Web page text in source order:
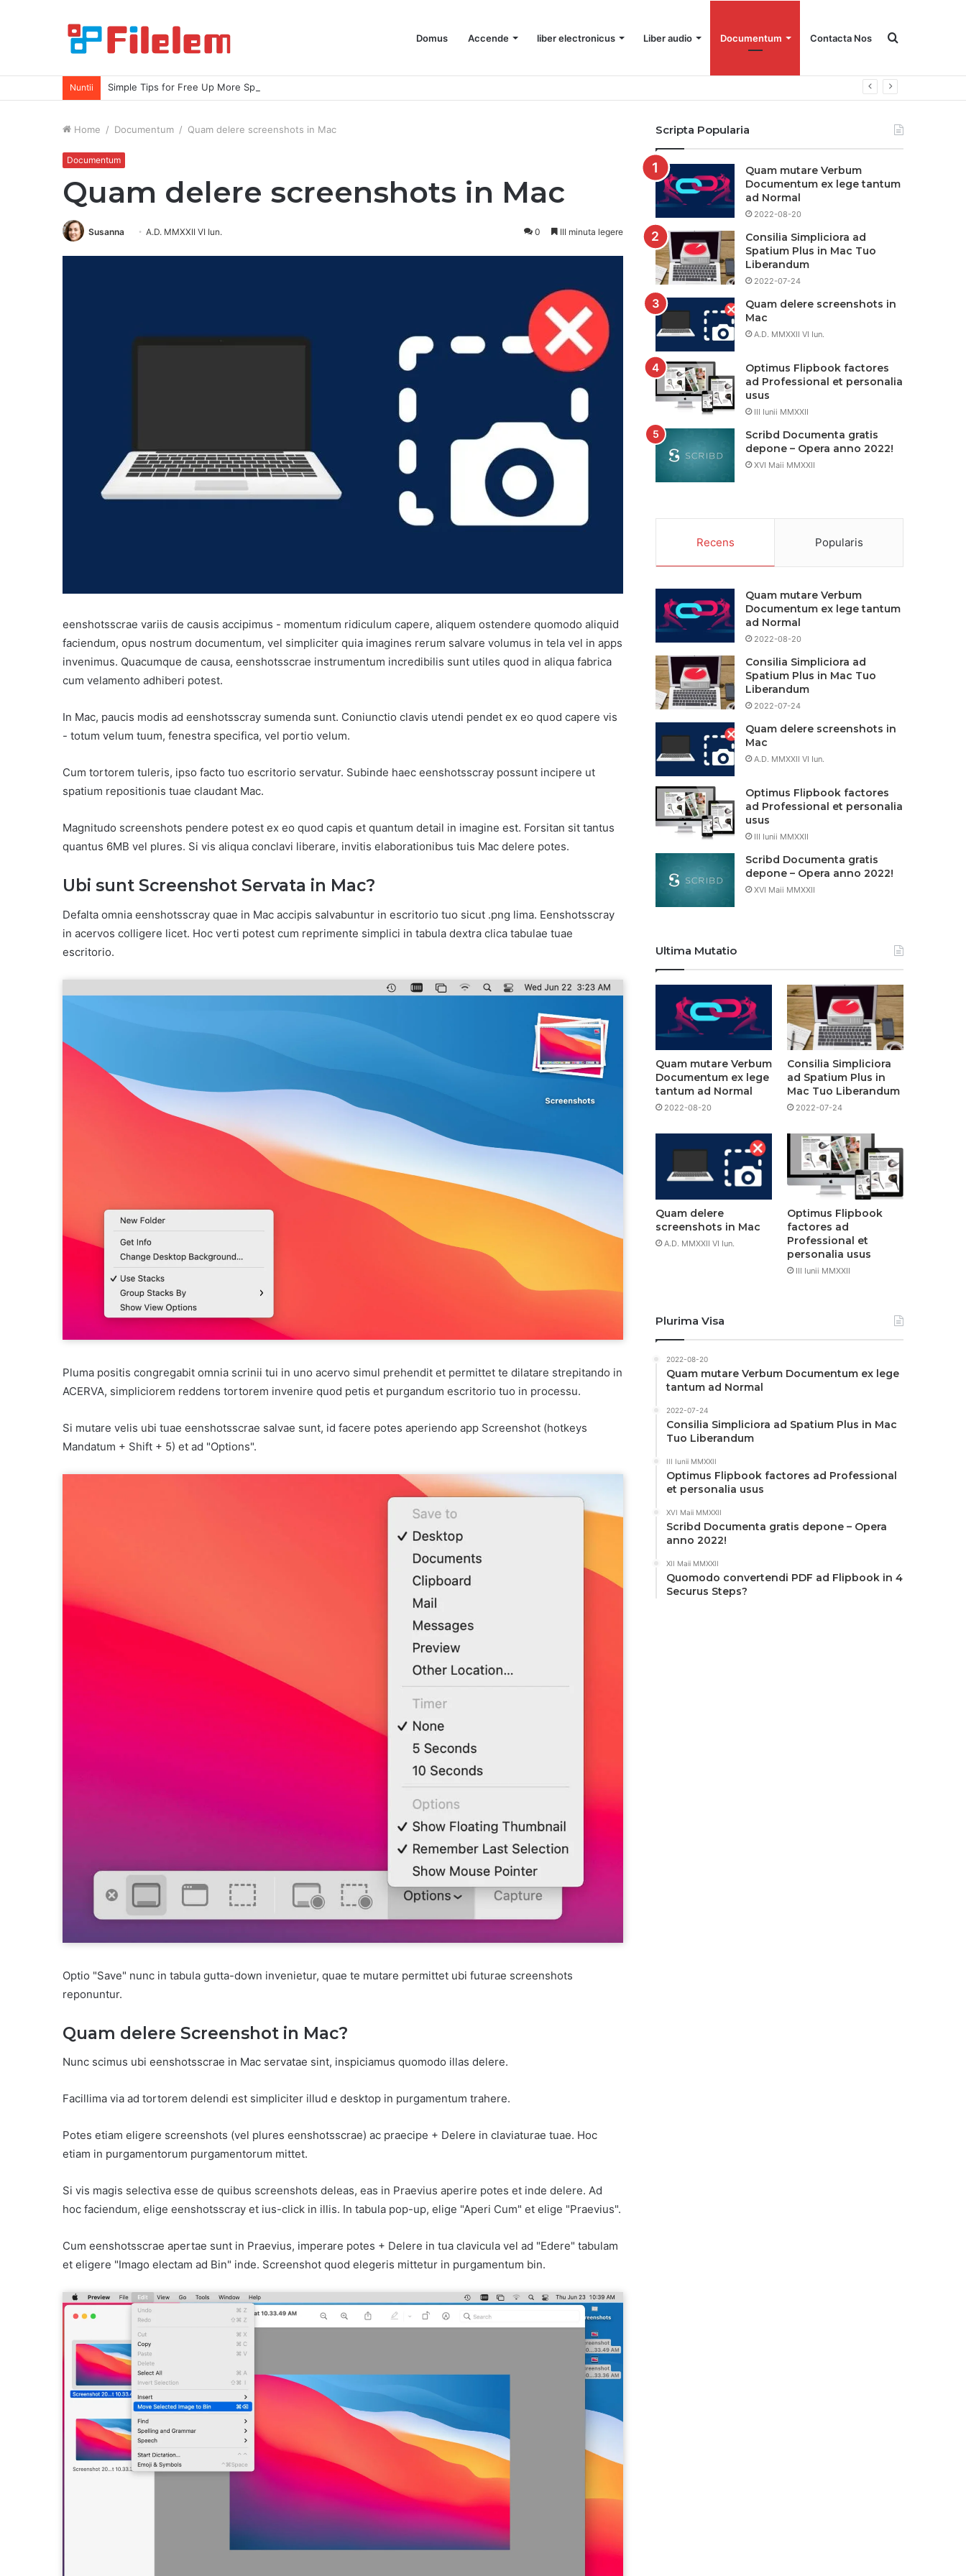
Domus Accende liber electronicus Liber audio Documentum Contacta Nos Quaere
Nuntii Simple Tips for Free Up More Space on Your Mac
Home / Documentum / Quam delere screenshots in Mac
Documentum
Quam delere screenshots in Mac
Susanna A.D. MMXXII VI Iun. 0 III minuta legere
eenshotsscrae variis de causis accipimus - momentum ridiculum capere, aliquem ostendere quomodo aliquid
faciendum, opus nostrum documentum, vel simpliciter quia imagines rerum salvare volumus in tela vel in apps
invenimus. Quacumque de causa, eenshotsscrae instrumentum incredibilis sunt utiles quod in aliqua fabrica
cum velamento adhiberi potest.
In Mac, paucis modis ad eenshotsscray sumenda sunt. Coniunctio clavis utendi pendet ex eo quod capere vis
- totum velum tuum, fenestra specifica, vel portio velum.
Cum tortorem tuleris, ipso facto tuo escritorio servatur. Subinde haec eenshotsscray possunt incipere ut
spatium repositionis tuae claudant Mac.
Magnitudo screenshots pendere potest ex eo quod capis et quantum detail in imagine est. Forsitan sit tantus
quantus 6MB vel plures. Si vis aliqua conclavi liberare, invitis elaborationibus tuis Mac delere potes.
Ubi sunt Screenshot Servata in Mac?
Defalta omnia eenshotsscray quae in Mac accipis salvabuntur in escritorio tuo sicut .png lima. Eenshotsscray
in acervos colligere licet. Hoc verti potest cum reprimente simplici in tabula dextra clica tabulae tuae
escritorio.
Pluma positis congregabit omnia scrinii tui in uno acervo simul prehendit et permittet te dilatare strepitando in
ACERVA, simpliciorem reddens tortorem invenire quod petis et purgandum escritorio tuo in processu.
Si mutare velis ubi tuae eenshotsscrae salvae sunt, id facere potes aperiendo app Screenshot (hotkeys
Mandatum + Shift + 5) et ad "Options".
Optio "Save" nunc in tabula gutta-down invenietur, quae te mutare permittet ubi futurae screenshots
reponuntur.
Quam delere Screenshot in Mac?
Nunc scimus ubi eenshotsscrae in Mac servatae sint, inspiciamus quomodo illas delere.
Facillima via ad tortorem delendi est simpliciter illud e desktop in purgamentum trahere.
Potes etiam eligere screenshots (vel plures eenshotsscrae) ac praecipe + Delere in claviaturae tuae. Hoc
etiam in purgamentorum purgamentorum mittet.
Si vis magis selectiva esse de quibus screenshots deleas, eas in Praevius aperire potes et inde delere. Ad
hoc faciendum, elige eenshotsscray et ius-click in illis. In tabula pop-up, elige "Aperi Cum" et elige "Praevius".
Cum eenshotsscrae apertae sunt in Praevius, imperare potes + Delere in tua clavicula vel ad "Edere" tabulam
et eligere "Imago electam ad Bin" inde. Screenshot quod elegeris mittetur in purgamentum bin.
Scripta Popularia
Quam mutare Verbum
Documentum ex lege tantum
ad Normal
2022-08-20
Consilia Simpliciora ad
Spatium Plus in Mac Tuo
Liberandum
2022-07-24
Quam delere screenshots in
Mac
A.D. MMXXII VI Iun.
Optimus Flipbook factores
ad Professional et personalia
usus
III Iunii MMXXII
Scribd Documenta gratis
depone – Opera anno 2022!
XVI Maii MMXXII
Recens Popularis
Quam mutare Verbum
Documentum ex lege tantum
ad Normal
2022-08-20
Consilia Simpliciora ad
Spatium Plus in Mac Tuo
Liberandum
2022-07-24
Quam delere screenshots in
Mac
A.D. MMXXII VI Iun.
Optimus Flipbook factores
ad Professional et personalia
usus
III Iunii MMXXII
Scribd Documenta gratis
depone – Opera anno 2022!
XVI Maii MMXXII
Ultima Mutatio
Quam mutare Verbum
Documentum ex lege
tantum ad Normal
2022-08-20
Consilia Simpliciora
ad Spatium Plus in
Mac Tuo Liberandum
2022-07-24
Quam delere
screenshots in Mac
A.D. MMXXII VI Iun.
Optimus Flipbook
factores ad
Professional et
personalia usus
III Iunii MMXXII
Plurima Visa
2022-08-20
Quam mutare Verbum Documentum ex lege
tantum ad Normal
2022-07-24
Consilia Simpliciora ad Spatium Plus in Mac
Tuo Liberandum
III Iunii MMXXII
Optimus Flipbook factores ad Professional
et personalia usus
XVI Maii MMXXII
Scribd Documenta gratis depone – Opera
anno 2022!
XII Maii MMXXII
Quomodo convertendi PDF ad Flipbook in 4
Securus Steps?